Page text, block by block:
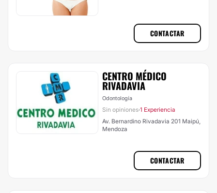
CONTACTAR
CENTRO MÉDICO
RIVADAVIA
Odontología
Sin opiniones·1 Experiencia
Av. Bernardino Rivadavia 201 Maipú,
Mendoza
CONTACTAR